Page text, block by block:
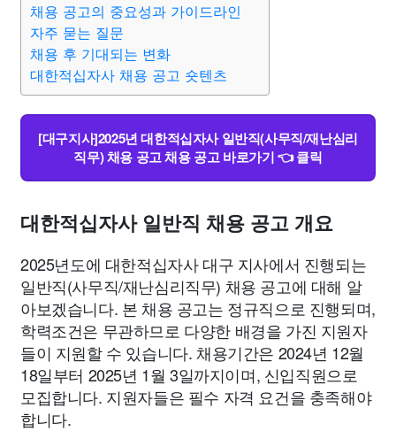
부동산 외국어
채용 공고의 중요성과 가이드라인
자주 묻는 질문
채용 후 기대되는 변화
대한적십자사 채용 공고 숏텐츠
[대구지사]2025년 대한적십자사 일반직(사무직/재난심리
직무) 채용 공고 채용 공고 바로가기 👈 클릭
대한적십자사 일반직 채용 공고 개요
2025년도에 대한적십자사 대구 지사에서 진행되는
일반직(사무직/재난심리직무) 채용 공고에 대해 알
아보겠습니다. 본 채용 공고는 정규직으로 진행되며,
학력조건은 무관하므로 다양한 배경을 가진 지원자
들이 지원할 수 있습니다. 채용기간은 2024년 12월
18일부터 2025년 1월 3일까지이며, 신입직원으로
모집합니다. 지원자들은 필수 자격 요건을 충족해야
합니다.